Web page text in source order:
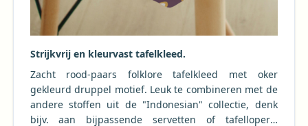
Strijkvrij en kleurvast tafelkleed.
Zacht rood-paars folklore tafelkleed met oker
gekleurd druppel motief. Leuk te combineren met de
andere stoffen uit de "Indonesian" collectie, denk
bijv. aan bijpassende servetten of tafellopers,